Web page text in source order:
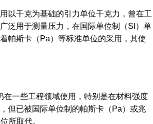
以千克为基础的引力单位千克力，曾在工
泛用于测量压力，在国际单位制（SI）单
帕斯卡（Pa）等标准单位的采用，其使
在一些工程领域使用，特别是在材料强度
但已被国际单位制的帕斯卡（Pa）或兆
所取代。